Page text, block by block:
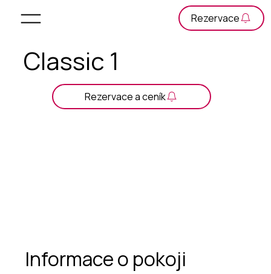
Classic 1
Rezervace a ceník
Informace o pokoji